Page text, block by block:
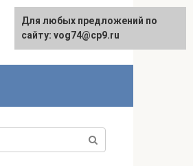
Для любых предложений по
сайту: vog74@cp9.ru